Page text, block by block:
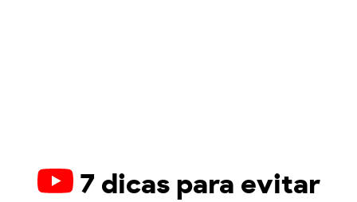
7 dicas para evitar